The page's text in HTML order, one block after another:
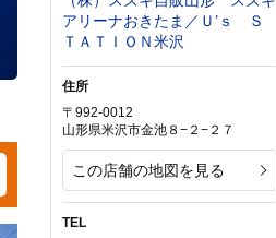
アリーナおきたま／Ｕ’ｓ Ｓ
ＴＡＴＩＯＮ米沢
住所
〒992-0012
山形県米沢市金池８−２−２７
この店舗の地図を見る
TEL